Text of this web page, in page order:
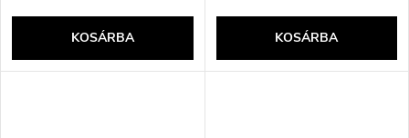
KOSÁRBA KOSÁRBA